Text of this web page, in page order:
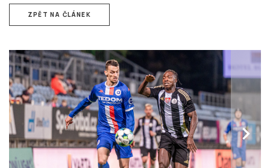
ZPĚT NA ČLÁNEK
chevron_right